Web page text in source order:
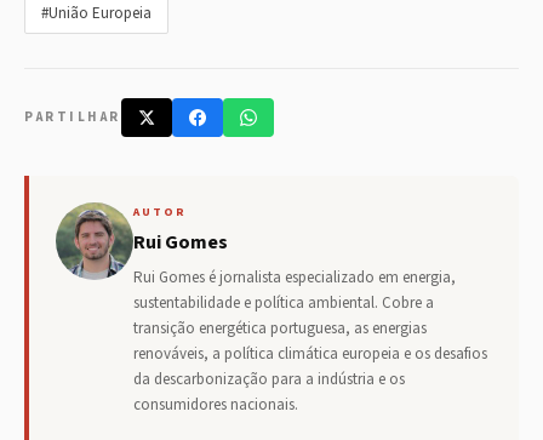
#União Europeia
PARTILHAR
AUTOR
Rui Gomes
Rui Gomes é jornalista especializado em energia,
sustentabilidade e política ambiental. Cobre a
transição energética portuguesa, as energias
renováveis, a política climática europeia e os desafios
da descarbonização para a indústria e os
consumidores nacionais.